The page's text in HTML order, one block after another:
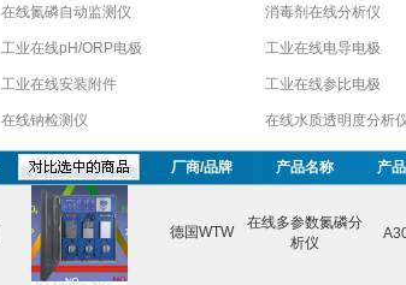
在线氮磷自动监测仪 消毒剂在线分析仪
工业在线pH/ORP电极 工业在线电导电极
工业在线安装附件 工业在线参比电极
在线钠检测仪 在线水质透明度分析
厂商/品牌 产品名称 产
德国WTW
在线多参数氮磷分
析仪